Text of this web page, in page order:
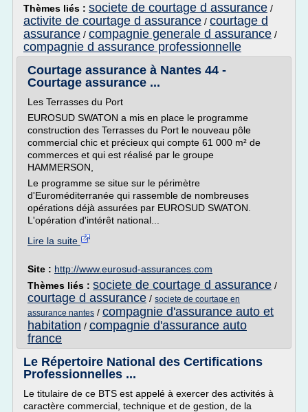
Thèmes liés : societe de courtage d assurance /
activite de courtage d assurance / courtage d
assurance / compagnie generale d assurance /
compagnie d assurance professionnelle
Courtage assurance à Nantes 44 -
Courtage assurance ...
Les Terrasses du Port
EUROSUD SWATON a mis en place le programme
construction des Terrasses du Port le nouveau pôle
commercial chic et précieux qui compte 61 000 m² de
commerces et qui est réalisé par le groupe
HAMMERSON,
Le programme se situe sur le périmètre
d'Euroméditerranée qui rassemble de nombreuses
opérations déjà assurées par EUROSUD SWATON.
L'opération d'intérêt national...
Lire la suite
Site : http://www.eurosud-assurances.com
Thèmes liés : societe de courtage d assurance /
courtage d assurance / societe de courtage en
assurance nantes / compagnie d'assurance auto et
habitation / compagnie d'assurance auto
france
Le Répertoire National des Certifications
Professionnelles ...
Le titulaire de ce BTS est appelé à exercer des activités à
caractère commercial, technique et de gestion, de la